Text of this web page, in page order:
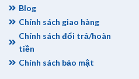
Blog
Chính sách giao hàng
Chính sách đổi trả/hoàn
tiền
Chính sách bảo mật